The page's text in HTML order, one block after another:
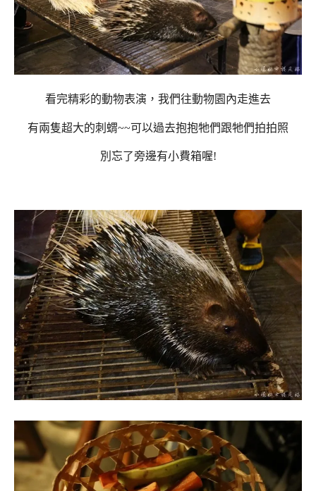
看完精彩的動物表演，我們往動物園內走進去
有兩隻超大的刺蝟~~可以過去抱抱牠們跟牠們拍拍照
別忘了旁邊有小費箱喔!